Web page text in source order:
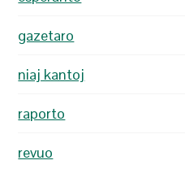
gazetaro
niaj kantoj
raporto
revuo